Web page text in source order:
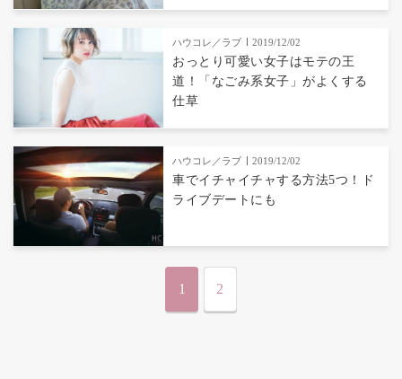
ハウコレ／ラブ 2019/12/02
おっとり可愛い女子はモテの王
道！「なごみ系女子」がよくする
仕草
ハウコレ／ラブ 2019/12/02
車でイチャイチャする方法5つ！ド
ライブデートにも
1 2